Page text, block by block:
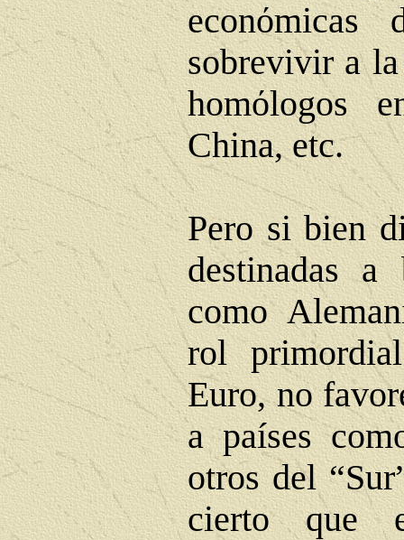
econόmicas
sobrevivir a
homόlogos
China, etc.
Pero si bien
destinadas a
como
rol
Euro, no
a países
otros del
cierto que